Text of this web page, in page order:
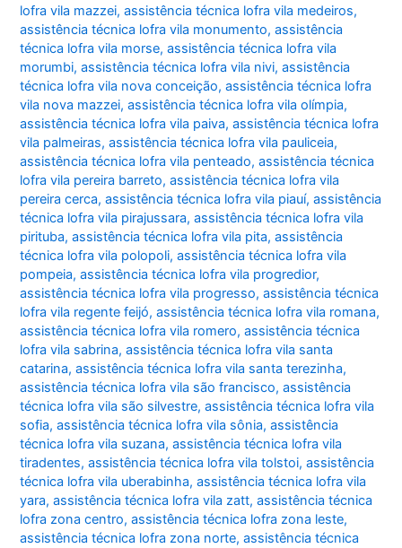
lofra vila mazzei,assistência técnica lofra vila medeiros,
assistência técnica lofra vila monumento,assistência
técnica lofra vila morse,assistência técnica lofra vila
morumbi,assistência técnica lofra vila nivi,assistência
técnica lofra vila nova conceição,assistência técnica lofra
vila nova mazzei,assistência técnica lofra vila olímpia,
assistência técnica lofra vila paiva,assistência técnica lofra
vila palmeiras,assistência técnica lofra vila pauliceia,
assistência técnica lofra vila penteado,assistência técnica
lofra vila pereira barreto,assistência técnica lofra vila
pereira cerca,assistência técnica lofra vila piauí,assistência
técnica lofra vila pirajussara,assistência técnica lofra vila
pirituba,assistência técnica lofra vila pita,assistência
técnica lofra vila polopoli,assistência técnica lofra vila
pompeia,assistência técnica lofra vila progredior,
assistência técnica lofra vila progresso,assistência técnica
lofra vila regente feijó,assistência técnica lofra vila romana,
assistência técnica lofra vila romero,assistência técnica
lofra vila sabrina,assistência técnica lofra vila santa
catarina,assistência técnica lofra vila santa terezinha,
assistência técnica lofra vila são francisco,assistência
técnica lofra vila são silvestre,assistência técnica lofra vila
sofia,assistência técnica lofra vila sônia,assistência
técnica lofra vila suzana,assistência técnica lofra vila
tiradentes,assistência técnica lofra vila tolstoi,assistência
técnica lofra vila uberabinha,assistência técnica lofra vila
yara,assistência técnica lofra vila zatt,assistência técnica
lofra zona centro,assistência técnica lofra zona leste,
assistência técnica lofra zona norte,assistência técnica